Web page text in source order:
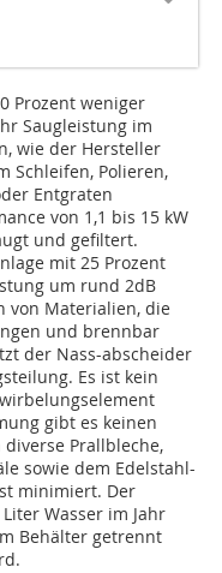
Prozent weniger
Saugleistung im
wie der Hersteller
Schleifen, Polieren,
Entgraten
von 1,1 bis 15 kW
und gefiltert.
mit 25 Prozent
um rund 2dB
von Materialien, die
und brennbar
der Nass-abscheider
Es ist kein
gibt es keinen
Prallbleche,
sowie dem Edelstahl-
minimiert. Der
Wasser im Jahr
Behälter getrennt